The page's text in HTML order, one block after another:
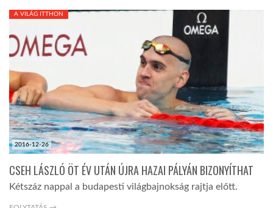
KÖZEL-KELET
AUSZTRÁLIA
A VILÁG ITTHON
2016-12-26
A VILÁG ITTHON
CSEH LÁSZLÓ ÖT ÉV UTÁN ÚJRA HAZAI PÁLYÁN BIZONYÍTHAT
Kétszáz nappal a budapesti világbajnokság rajtja előtt.